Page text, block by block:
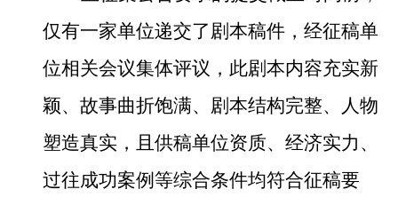
仅有一家单位递交了剧本稿件，经征稿单
位相关会议集体评议，此剧本内容充实新
颖、故事曲折饱满、剧本结构完整、人物
塑造真实，且供稿单位资质、经济实力、
过往成功案例等综合条件均符合征稿要